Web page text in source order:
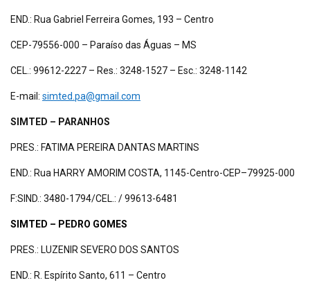
END.: Rua Gabriel Ferreira Gomes, 193 – Centro
CEP-79556-000 – Paraíso das Águas – MS
CEL.: 99612-2227 – Res.: 3248-1527 – Esc.: 3248-1142
E-mail: simted.pa@gmail.com
SIMTED – PARANHOS
PRES.: FATIMA PEREIRA DANTAS MARTINS
END.: Rua HARRY AMORIM COSTA, 1145-Centro-CEP–79925-000
F:SIND.: 3480-1794/CEL.: / 99613-6481
SIMTED – PEDRO GOMES
PRES.: LUZENIR SEVERO DOS SANTOS
END.: R. Espírito Santo, 611 – Centro